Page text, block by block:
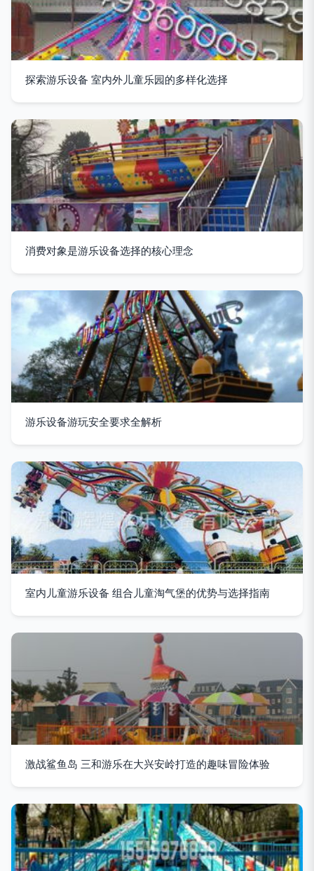
探索游乐设备 室内外儿童乐园的多样化选择
消费对象是游乐设备选择的核心理念
游乐设备游玩安全要求全解析
室内儿童游乐设备 组合儿童淘气堡的优势与选择指南
激战鲨鱼岛 三和游乐在大兴安岭打造的趣味冒险体验